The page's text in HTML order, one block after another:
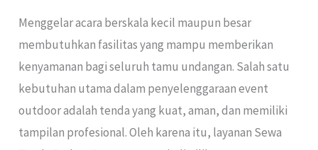
Menggelar acara berskala kecil maupun besar
membutuhkan fasilitas yang mampu memberikan
kenyamanan bagi seluruh tamu undangan. Salah satu
kebutuhan utama dalam penyelenggaraan event
outdoor adalah tenda yang kuat, aman, dan memiliki
tampilan profesional. Oleh karena itu, layanan Sewa